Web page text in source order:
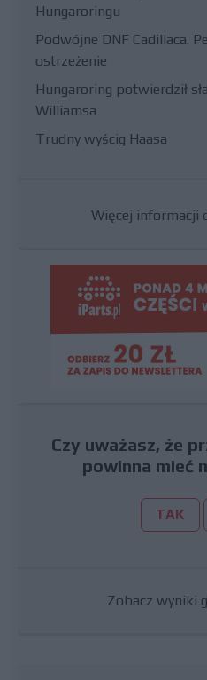
Hungaroringu
Podwójne DNF Cadillaca.
ostrzeżenie
Hungaroring potwierdził
Williamsa
Trudny wyścig Haasa
Więcej informacji
Czy uważasz, że
powinna mieć
TAK
Zobacz wyniki